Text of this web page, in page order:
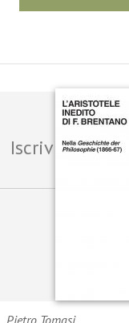
Pietro Tomasi
Iscriviti alla